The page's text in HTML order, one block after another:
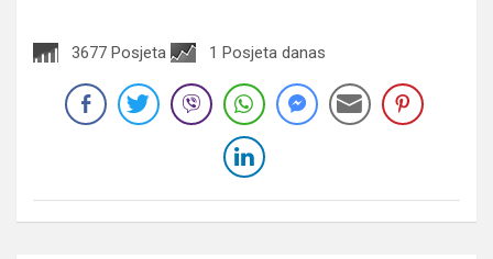
3677 Posjeta 1 Posjeta danas